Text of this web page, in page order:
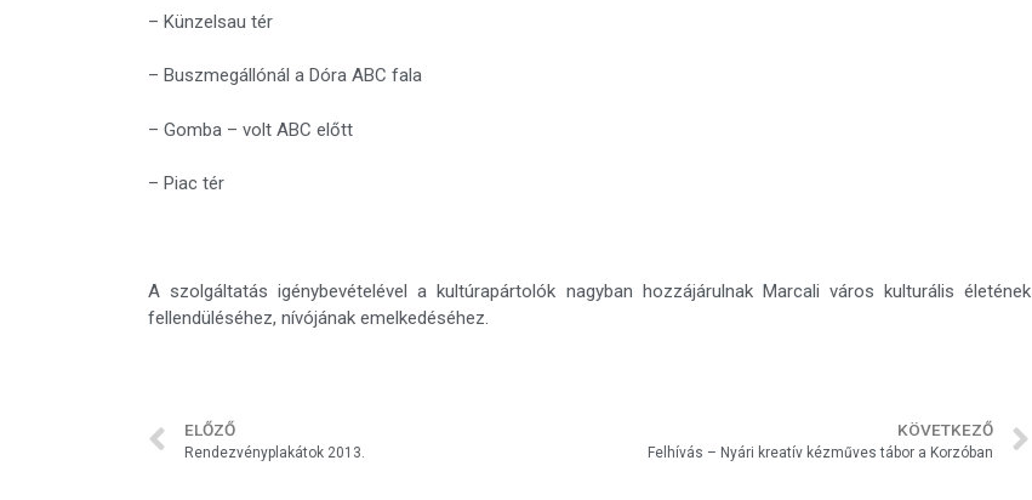
– Künzelsau tér
– Buszmegállónál a Dóra ABC fala
– Gomba – volt ABC előtt
– Piac tér
A szolgáltatás igénybevételével a kultúrapártolók nagyban hozzájárulnak Marcali város kulturális életének
fellendüléséhez, nívójának emelkedéséhez.
ELŐZŐ
Rendezvényplakátok 2013.
KÖVETKEZŐ
Felhívás – Nyári kreatív kézműves tábor a Korzóban